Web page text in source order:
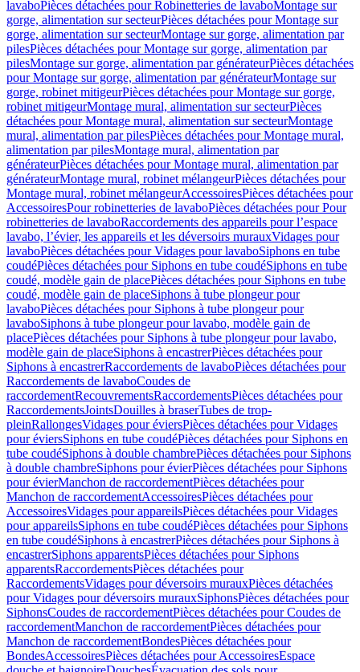
lavaboPièces détachées pour Robinetteries de lavaboMontage sur
gorge, alimentation sur secteurPièces détachées pour Montage sur
gorge, alimentation sur secteurMontage sur gorge, alimentation par
pilesPièces détachées pour Montage sur gorge, alimentation par
pilesMontage sur gorge, alimentation par générateurPièces détachées
pour Montage sur gorge, alimentation par générateurMontage sur
gorge, robinet mitigeurPièces détachées pour Montage sur gorge,
robinet mitigeurMontage mural, alimentation sur secteurPièces
détachées pour Montage mural, alimentation sur secteurMontage
mural, alimentation par pilesPièces détachées pour Montage mural,
alimentation par pilesMontage mural, alimentation par
générateurPièces détachées pour Montage mural, alimentation par
générateurMontage mural, robinet mélangeurPièces détachées pour
Montage mural, robinet mélangeurAccessoiresPièces détachées pour
AccessoiresPour robinetteries de lavaboPièces détachées pour Pour
robinetteries de lavaboRaccordements des appareils pour l’espace
lavabo, l’évier, les appareils et les déversoirs murauxVidages pour
lavaboPièces détachées pour Vidages pour lavaboSiphons en tube
coudéPièces détachées pour Siphons en tube coudéSiphons en tube
coudé, modèle gain de placePièces détachées pour Siphons en tube
coudé, modèle gain de placeSiphons à tube plongeur pour
lavaboPièces détachées pour Siphons à tube plongeur pour
lavaboSiphons à tube plongeur pour lavabo, modèle gain de
placePièces détachées pour Siphons à tube plongeur pour lavabo,
modèle gain de placeSiphons à encastrerPièces détachées pour
Siphons à encastrerRaccordements de lavaboPièces détachées pour
Raccordements de lavaboCoudes de
raccordementRecouvrementsRaccordementsPièces détachées pour
RaccordementsJointsDouilles à braserTubes de trop-
pleinRallongesVidages pour éviersPièces détachées pour Vidages
pour éviersSiphons en tube coudéPièces détachées pour Siphons en
tube coudéSiphons à double chambrePièces détachées pour Siphons
à double chambreSiphons pour évierPièces détachées pour Siphons
pour évierManchon de raccordementPièces détachées pour
Manchon de raccordementAccessoiresPièces détachées pour
AccessoiresVidages pour appareilsPièces détachées pour Vidages
pour appareilsSiphons en tube coudéPièces détachées pour Siphons
en tube coudéSiphons à encastrerPièces détachées pour Siphons à
encastrerSiphons apparentsPièces détachées pour Siphons
apparentsRaccordementsPièces détachées pour
RaccordementsVidages pour déversoirs murauxPièces détachées
pour Vidages pour déversoirs murauxSiphonsPièces détachées pour
SiphonsCoudes de raccordementPièces détachées pour Coudes de
raccordementManchon de raccordementPièces détachées pour
Manchon de raccordementBondesPièces détachées pour
BondesAccessoiresPièces détachées pour AccessoiresEspace